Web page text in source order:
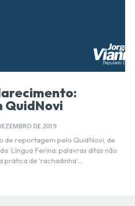
QuidNovi
DE 2019
de reportagem pelo QuidNovi, de
‘Língua Ferina: palavras ditas não
de ‘rachadinha’...